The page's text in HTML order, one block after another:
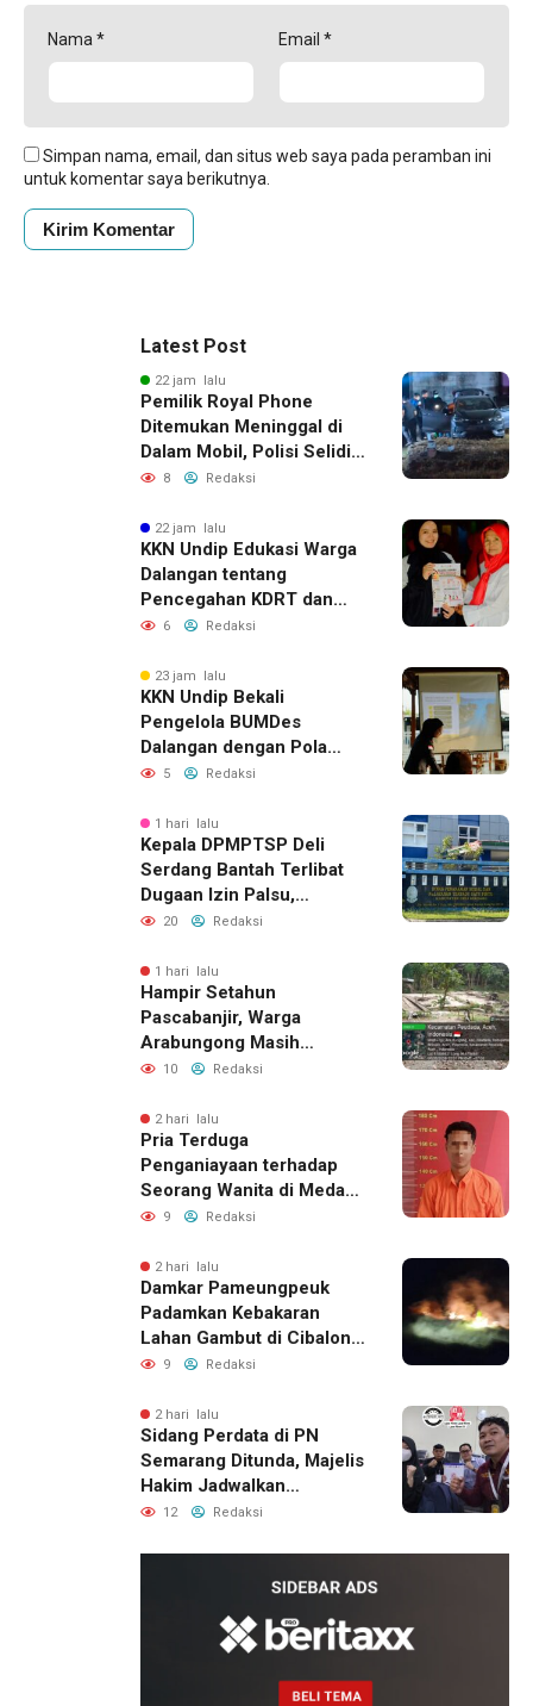
Nama * Email *
Simpan nama, email, dan situs web saya pada peramban ini
untuk komentar saya berikutnya.
Latest Post
22 jam lalu
Pemilik Royal Phone
Ditemukan Meninggal di
Dalam Mobil, Polisi Selidiki
Dugaan Keterkaitan
8 Redaksi
22 jam lalu
KKN Undip Edukasi Warga
Dalangan tentang
Pencegahan KDRT dan
Komunikasi Keluarga
6 Redaksi
23 jam lalu
KKN Undip Bekali
Pengelola BUMDes
Dalangan dengan Pola
Pikir Inovatif
5 Redaksi
1 hari lalu
Kepala DPMPTSP Deli
Serdang Bantah Terlibat
Dugaan Izin Palsu,
Tegaskan Proses
Jalur Resmi
20 Redaksi
1 hari lalu
Hampir Setahun
Pascabanjir, Warga
Arabungong Masih
Menunggu Bantuan
10 Redaksi
2 hari lalu
Pria Terduga
Penganiayaan terhadap
Seorang Wanita di Medan
Ditangkap Polisi
9 Redaksi
2 hari lalu
Damkar Pameungpeuk
Padamkan Kebakaran
Lahan Gambut di Cibalong,
Permukiman Warga
9 Redaksi
2 hari lalu
Sidang Perdata di PN
Semarang Ditunda, Majelis
Hakim Jadwalkan
Pemanggilan Ulang BPR
12 Redaksi